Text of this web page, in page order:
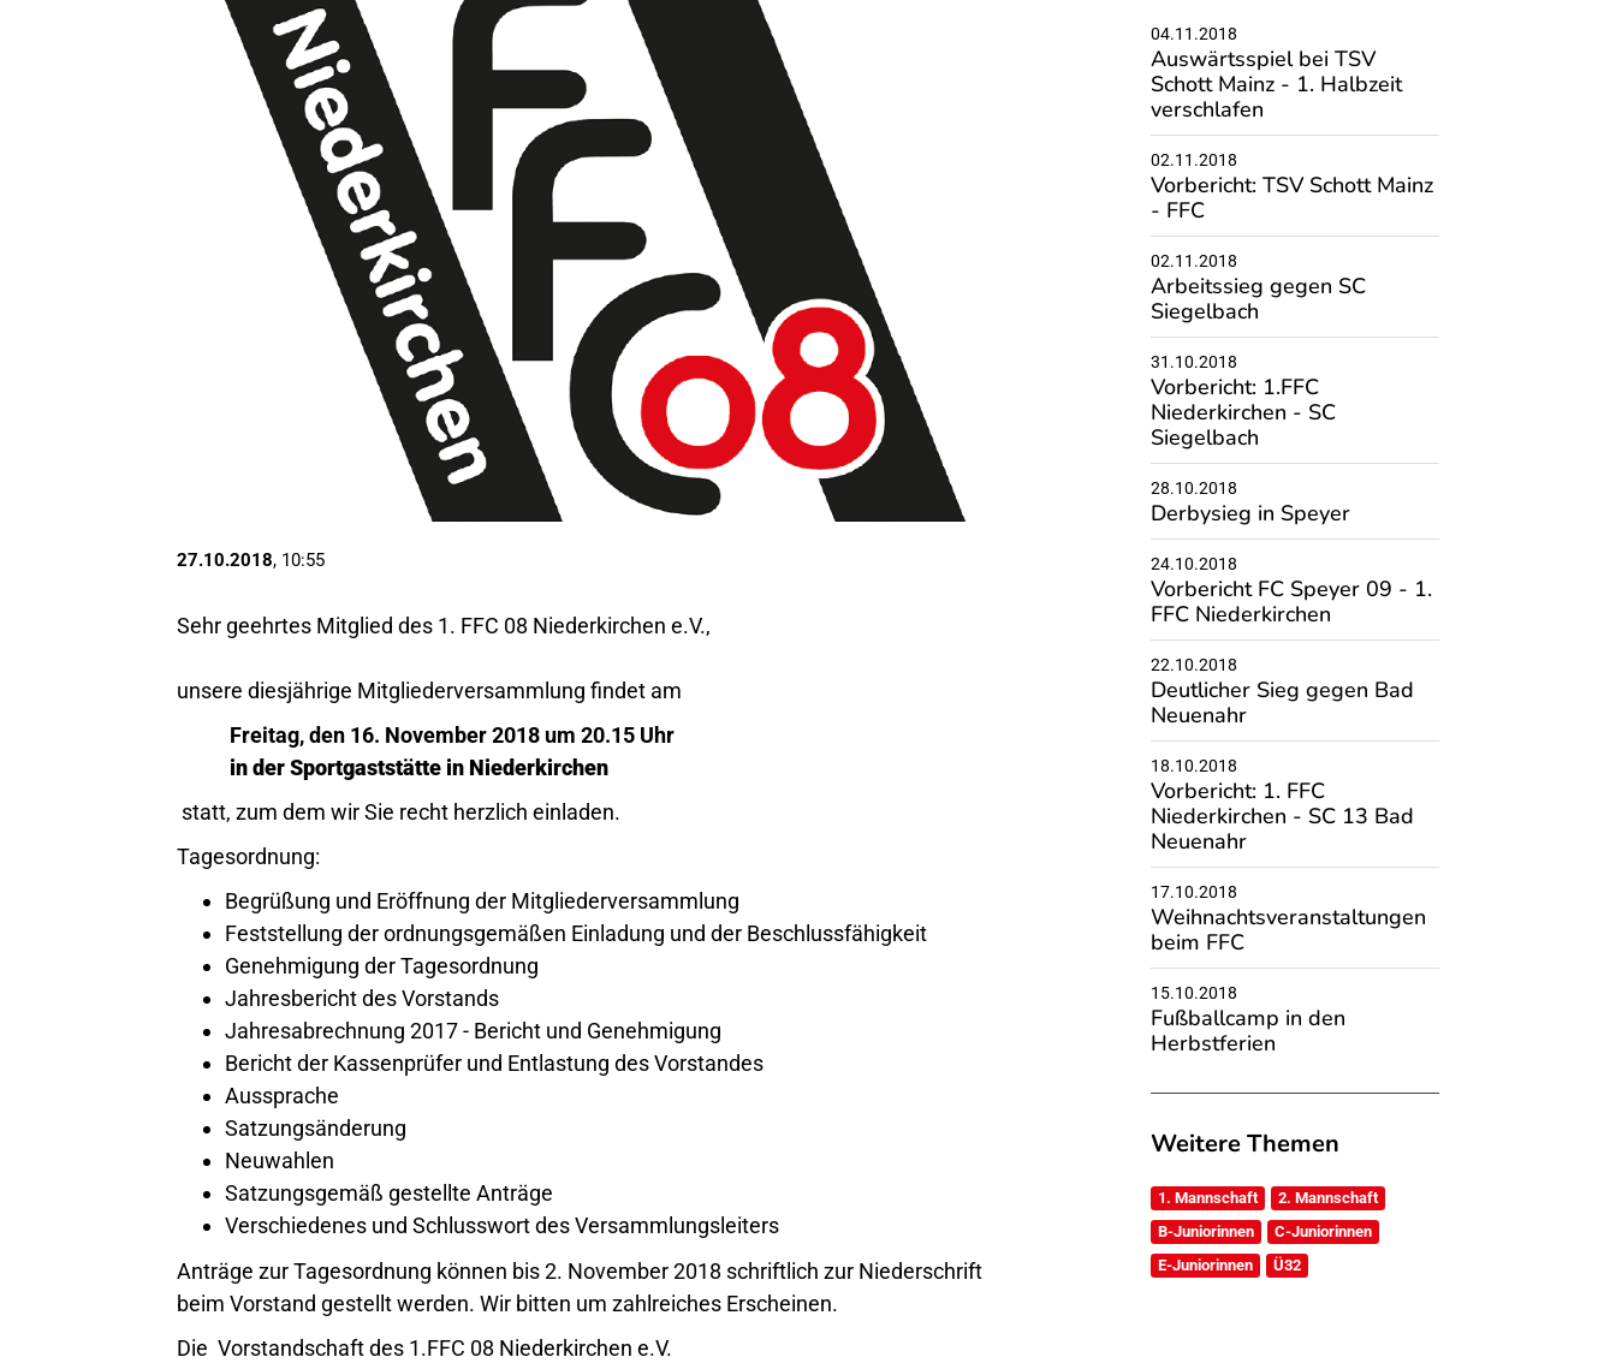
27.10.2018, 10:55
Sehr geehrtes Mitglied des 1. FFC 08 Niederkirchen e.V.,
unsere diesjährige Mitgliederversammlung findet am
Freitag, den 16. November 2018 um 20.15 Uhr
in der Sportgaststätte in Niederkirchen
statt, zum dem wir Sie recht herzlich einladen.
Tagesordnung:
Begrüßung und Eröffnung der Mitgliederversammlung
Feststellung der ordnungsgemäßen Einladung und der Beschlussfähigkeit
Genehmigung der Tagesordnung
Jahresbericht des Vorstands
Jahresabrechnung 2017 - Bericht und Genehmigung
Bericht der Kassenprüfer und Entlastung des Vorstandes
Aussprache
Satzungsänderung
Neuwahlen
Satzungsgemäß gestellte Anträge
Verschiedenes und Schlusswort des Versammlungsleiters
Anträge zur Tagesordnung können bis 2. November 2018 schriftlich zur Niederschrift
beim Vorstand gestellt werden. Wir bitten um zahlreiches Erscheinen.
Die Vorstandschaft des 1.FFC 08 Niederkirchen e.V.
04.11.2018
Auswärtsspiel bei TSV
Schott Mainz - 1. Halbzeit
verschlafen
02.11.2018
Vorbericht: TSV Schott Mainz
- FFC
02.11.2018
Arbeitssieg gegen SC
Siegelbach
31.10.2018
Vorbericht: 1.FFC
Niederkirchen - SC
Siegelbach
28.10.2018
Derbysieg in Speyer
24.10.2018
Vorbericht FC Speyer 09 - 1.
FFC Niederkirchen
22.10.2018
Deutlicher Sieg gegen Bad
Neuenahr
18.10.2018
Vorbericht: 1. FFC
Niederkirchen - SC 13 Bad
Neuenahr
17.10.2018
Weihnachtsveranstaltungen
beim FFC
15.10.2018
Fußballcamp in den
Herbstferien
Weitere Themen
1. Mannschaft
2. Mannschaft
B-Juniorinnen
C-Juniorinnen
E-Juniorinnen
Ü32